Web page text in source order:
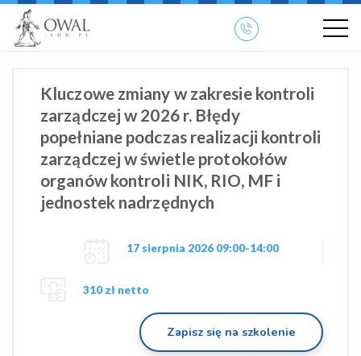
» OWAL.EDU.PL
Kluczowe zmiany w zakresie kontroli
zarządczej w 2026 r. Błędy
popełniane podczas realizacji kontroli
zarządczej w świetle protokołów
organów kontroli NIK, RIO, MF i
jednostek nadrzędnych
17 sierpnia 2026 09:00-14:00
310 zł netto
Zapisz się na szkolenie